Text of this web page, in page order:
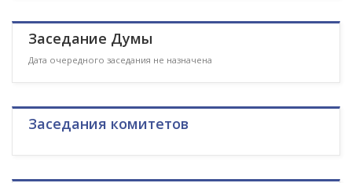
Заседание Думы
Дата очередного заседания не назначена
Заседания комитетов